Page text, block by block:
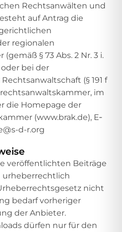
Rechtsanwälten und
auf Antrag die
regionalen
§ 73 Abs. 2 Nr. 3 i.
oder bei der
(§ 191 f
im
die Homepage der
(www.brak.de), E‐
d-r.org
veröffentlichten Beiträge
nicht
bedarf vorheriger
der Anbieter.
dürfen nur für den